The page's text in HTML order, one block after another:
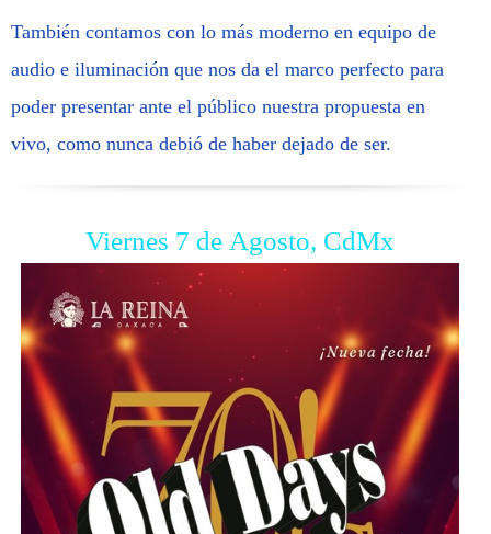
También contamos con lo más moderno en equipo de
audio e iluminación que nos da el marco perfecto para
poder presentar ante el público nuestra propuesta en
vivo, como nunca debió de haber dejado de ser.
Viernes 7 de Agosto, CdMx